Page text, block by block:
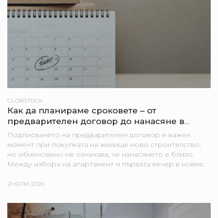
GLOBSTROY
Как да планираме сроковете – от
предварителен договор до нанасяне в
новия апартамент
Подписването на предварителен договор е важен
момент при покупката на жилище ново строителство,
но обикновено не означава, че нанасянето е близо.
Между избора на апартамент и първата вечер в новия
процедури,...
21 ЮЛИ 2026